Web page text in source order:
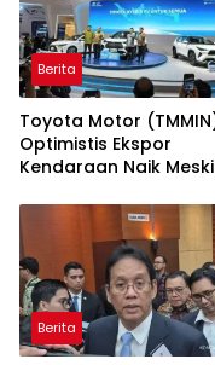
Berita
Toyota Motor
Optimistis Ekspor
Kendaraan Naik Meski
Berita